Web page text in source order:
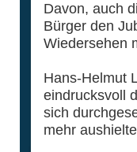
Davon, auch
Bürger den
Wiedersehen
Hans-Helmut
eindrucksvoll
sich
mehr